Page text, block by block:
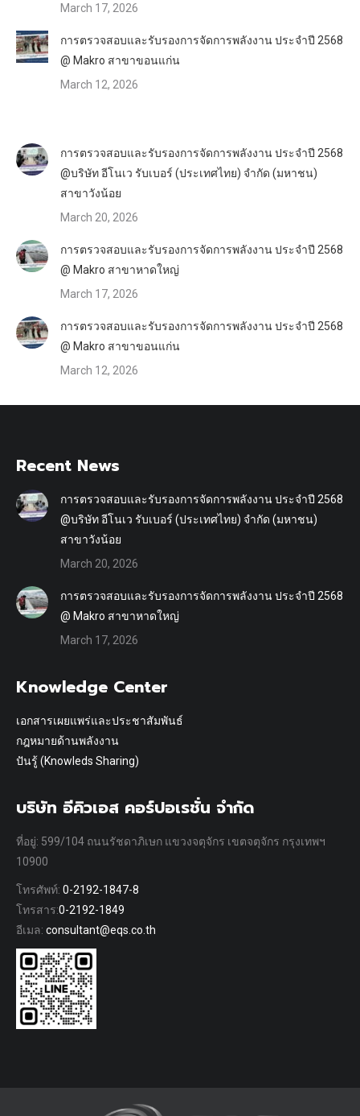
March 17, 2026
การตรวจสอบและรับรองการจัดการพลังงาน ประจำปี 2568
@ Makro สาขาขอนแก่น
March 12, 2026
การตรวจสอบและรับรองการจัดการพลังงาน ประจำปี 2568
@บริษัท อีโนเว รับเบอร์ (ประเทศไทย) จำกัด (มหาชน)
สาขาวังน้อย
March 20, 2026
การตรวจสอบและรับรองการจัดการพลังงาน ประจำปี 2568
@ Makro สาขาหาดใหญ่
March 17, 2026
การตรวจสอบและรับรองการจัดการพลังงาน ประจำปี 2568
@ Makro สาขาขอนแก่น
March 12, 2026
Recent News
การตรวจสอบและรับรองการจัดการพลังงาน ประจำปี 2568
@บริษัท อีโนเว รับเบอร์ (ประเทศไทย) จำกัด (มหาชน)
สาขาวังน้อย
March 20, 2026
การตรวจสอบและรับรองการจัดการพลังงาน ประจำปี 2568
@ Makro สาขาหาดใหญ่
March 17, 2026
Knowledge Center
เอกสารเผยแพร่และประชาสัมพันธ์
กฎหมายด้านพลังงาน
ปันรู้ (Knowleds Sharing)
บริษัท อีคิวเอส คอร์ปอเรชั่น จำกัด
ที่อยู่: 599/104 ถนนรัชดาภิเษก แขวงจตุจักร เขตจตุจักร กรุงเทพฯ
10900
โทรศัพท์: 0-2192-1847-8
โทรสาร:0-2192-1849
อีเมล: consultant@eqs.co.th